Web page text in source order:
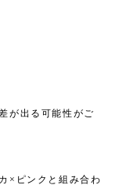
が出る可能性がご
×ピンクと組み合わ